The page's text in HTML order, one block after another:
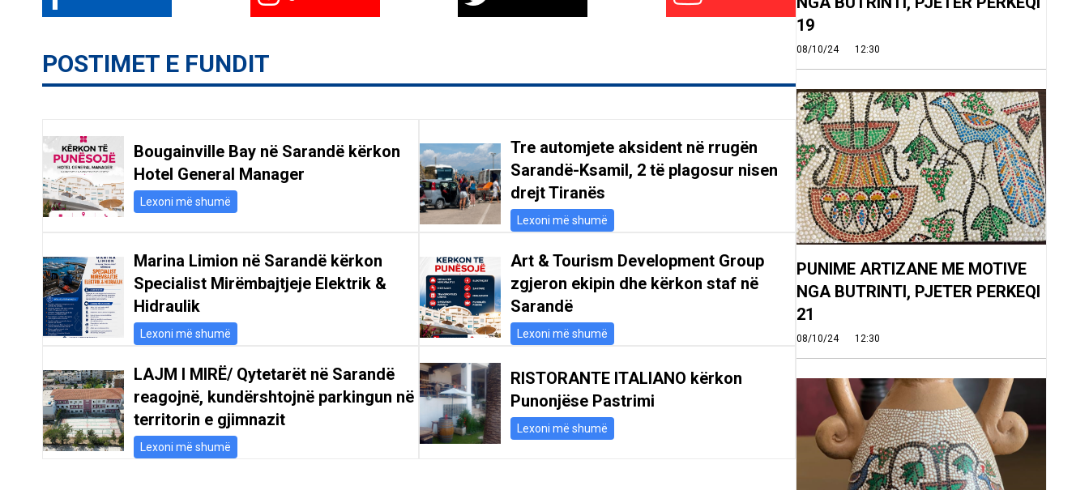
POSTIMET E FUNDIT
Bougainville Bay në Sarandë kërkon
Hotel General Manager
Lexoni më shumë
Tre automjete aksident në rrugën
Sarandë-Ksamil, 2 të plagosur nisen
drejt Tiranës
Lexoni më shumë
Marina Limion në Sarandë kërkon
Specialist Mirëmbajtjeje Elektrik &
Hidraulik
Lexoni më shumë
Art & Tourism Development Group
zgjeron ekipin dhe kërkon staf në
Sarandë
Lexoni më shumë
LAJM I MIRË/ Qytetarët në Sarandë
reagojnë, kundërshtojnë parkingun në
territorin e gjimnazit
Lexoni më shumë
RISTORANTE ITALIANO kërkon
Punonjëse Pastrimi
Lexoni më shumë
19
08/10/24 12:30
PUNIME ARTIZANE ME MOTIVE
NGA BUTRINTI, PJETER PERKEQI
21
08/10/24 12:30